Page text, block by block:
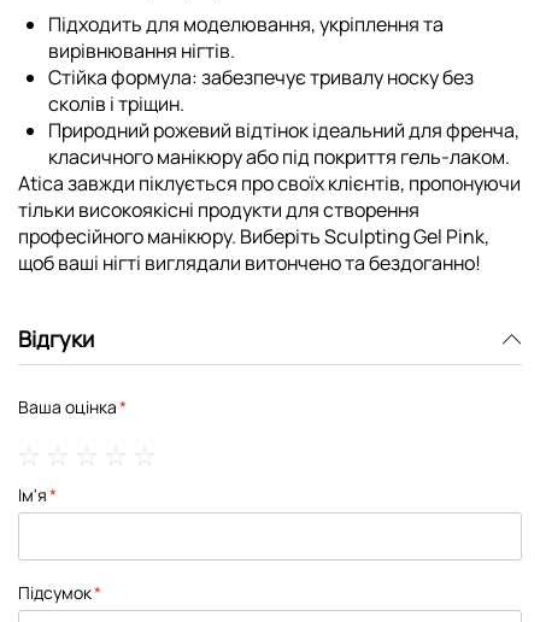
Підходить для моделювання, укріплення та
вирівнювання нігтів.
Стійка формула: забезпечує тривалу носку без
сколів і тріщин.
Природний рожевий відтінок ідеальний для френча,
класичного манікюру або під покриття гель-лаком.
Aticaзавжди піклується про своїх клієнтів, пропонуючи
тільки високоякісні продукти для створення
професійного манікюру. ВиберітьSculpting Gel Pink,
щоб ваші нігті виглядали витончено та бездоганно!
Відгуки
Ваша оцінка
star
stars
stars
stars
stars
Ім'я
Підсумок